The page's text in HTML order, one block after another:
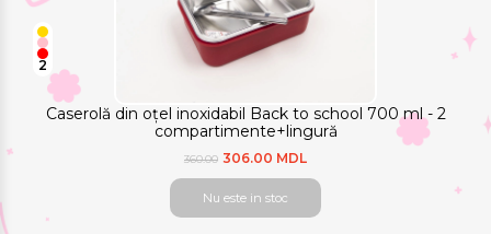
Caserolă din oțel inoxidabil Back to school 700 ml - 2
compartimente+lingură
2
360.00 306.00 MDL
Nu este in stoc